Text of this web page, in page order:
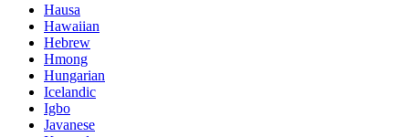
Hausa
Hawaiian
Hebrew
Hmong
Hungarian
Icelandic
Igbo
Javanese